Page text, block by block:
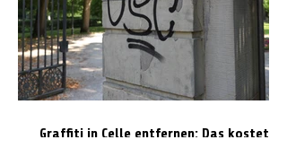
Graffiti in Celle entfernen: Das kostet es